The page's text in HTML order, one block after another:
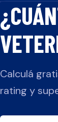
Calculá
rating y